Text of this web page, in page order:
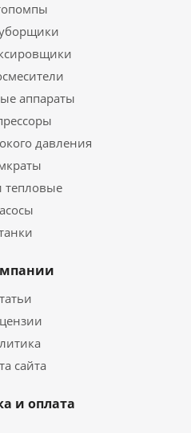
аппараты
давления
тепловые
сайта
и оплата